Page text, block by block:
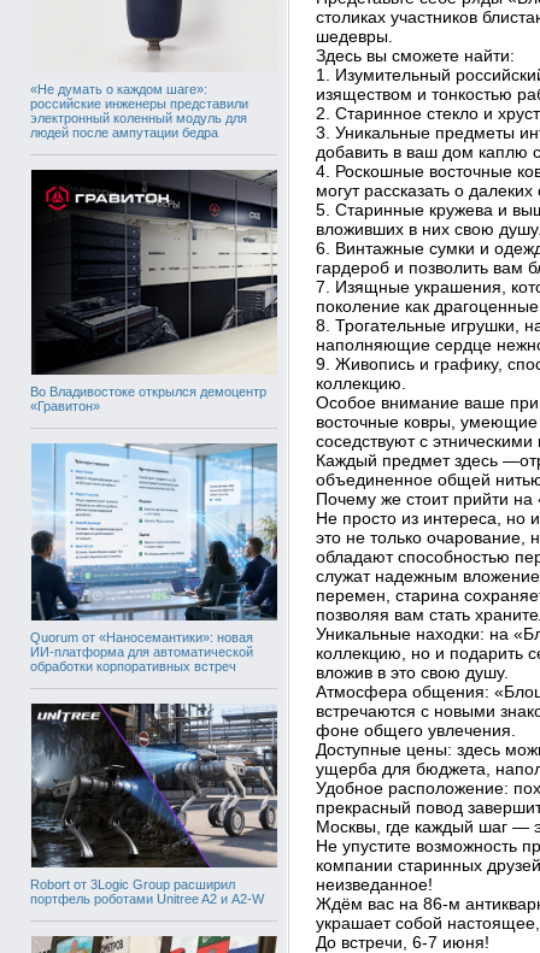
«Не думать о каждом шаге»:
российские инженеры представили
электронный коленный модуль для
людей после ампутации бедра
Во Владивостоке открылся демоцентр
«Гравитон»
Quorum от «Наносемантики»: новая
ИИ-платформа для автоматической
обработки корпоративных встреч
Robort от 3Logic Group расширил
портфель роботами Unitree A2 и A2-W
столиках участников
шедевры.
Здесь вы сможете найти:
1. Изумительный
изяществом и тонкостью
2. Старинное стекло и
3. Уникальные предметы
добавить в ваш дом каплю
4. Роскошные восточные
могут рассказать о
5. Старинные кружева и
вложивших в них свою
6. Винтажные сумки и
гардероб и позволить вам
7. Изящные украшения,
поколение как
8. Трогательные игрушки,
наполняющие сердце
9. Живопись и графику,
коллекцию.
Особое внимание ваше
восточные ковры, умеющие
соседствуют с
Каждый предмет здесь
объединенное общей
Почему же стоит прийти
Не просто из интереса, но
это не только очарование,
обладают способностью
служат надежным
перемен, старина
позволяя вам стать
Уникальные находки: на
коллекцию, но и подарить
вложив в это свою душу.
Атмосфера общения:
встречаются с новыми
фоне общего увлечения.
Доступные цены: здесь
ущерба для бюджета,
Удобное расположение:
прекрасный повод
Москвы, где каждый шаг —
Не упустите возможность
компании старинных
неизведанное!
Ждём вас на 86‑м
украшает собой
До встречи, 6-7 июня!